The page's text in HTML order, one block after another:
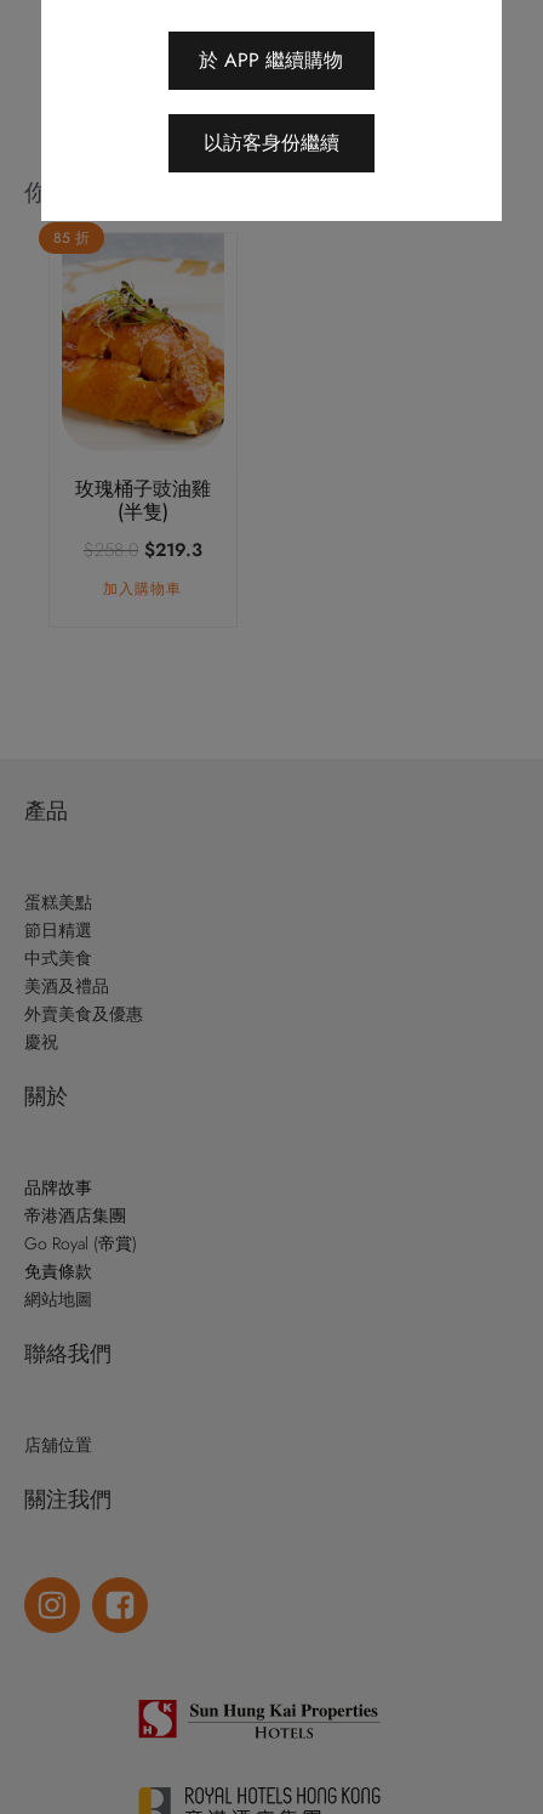
如有任何爭議，帝京酒店保留最終決定權
你可能會喜歡
85 折
玫瑰桶子豉油雞
(半隻)
$258.0 原
始
$219.3目
加入購物車
產品
蛋糕美點
節日精選
中式美食
美酒及禮品
外賣美食及優惠
慶祝
關於
品牌故事
帝港酒店集團
Go Royal (帝賞)
免責條款
網站地圖
聯絡我們
店舖位置
關注我們
於 APP 繼續購物
以訪客身份繼續